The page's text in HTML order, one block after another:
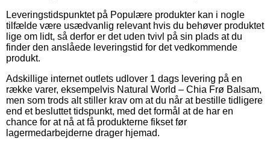
Leveringstidspunktet på Populære produkter kan i nogle
tilfælde være usædvanlig relevant hvis du behøver produktet
lige om lidt, så derfor er det uden tvivl på sin plads at du
finder den anslåede leveringstid for det vedkommende
produkt.
Adskillige internet outlets udlover 1 dags levering på en
række varer, eksempelvis Natural World – Chia Frø Balsam,
men som trods alt stiller krav om at du når at bestille tidligere
end et besluttet tidspunkt, med det formål at de har en
chance for at nå at få produkterne fikset før
lagermedarbejderne drager hjemad.